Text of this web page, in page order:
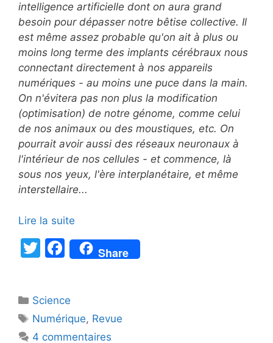
intelligence artificielle dont on aura grand
besoin pour dépasser notre bêtise collective. Il
est même assez probable qu'on ait à plus ou
moins long terme des implants cérébraux nous
connectant directement à nos appareils
numériques - au moins une puce dans la main.
On n'évitera pas non plus la modification
(optimisation) de notre génome, comme celui
de nos animaux ou des moustiques, etc. On
pourrait avoir aussi des réseaux neuronaux à
l'intérieur de nos cellules - et commence, là
sous nos yeux, l'ère interplanétaire, et même
interstellaire...
Lire la suite
T
er
F
a
e
b
Share
Catégories
Science
Étiquettes
Numérique, Revue
4 commentaires